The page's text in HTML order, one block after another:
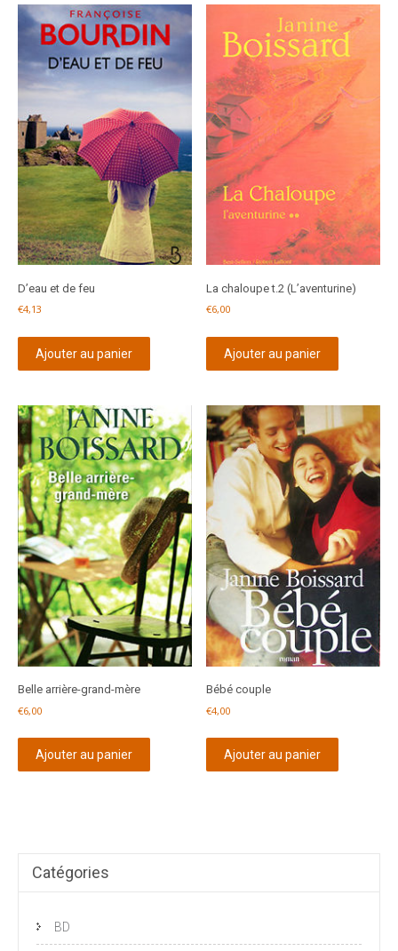
D’eau et de feu
€4,13
Ajouter au panier
La chaloupe t.2 (L’aventurine)
€6,00
Ajouter au panier
Belle arrière-grand-mère
€6,00
Ajouter au panier
Bébé couple
€4,00
Ajouter au panier
Catégories
BD